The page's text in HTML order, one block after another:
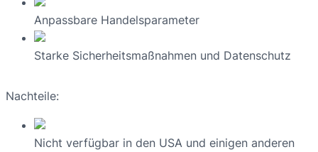
Anpassbare Handelsparameter
Starke Sicherheitsmaßnahmen und Datenschutz
Nachteile:
Nicht verfügbar in den USA und einigen anderen